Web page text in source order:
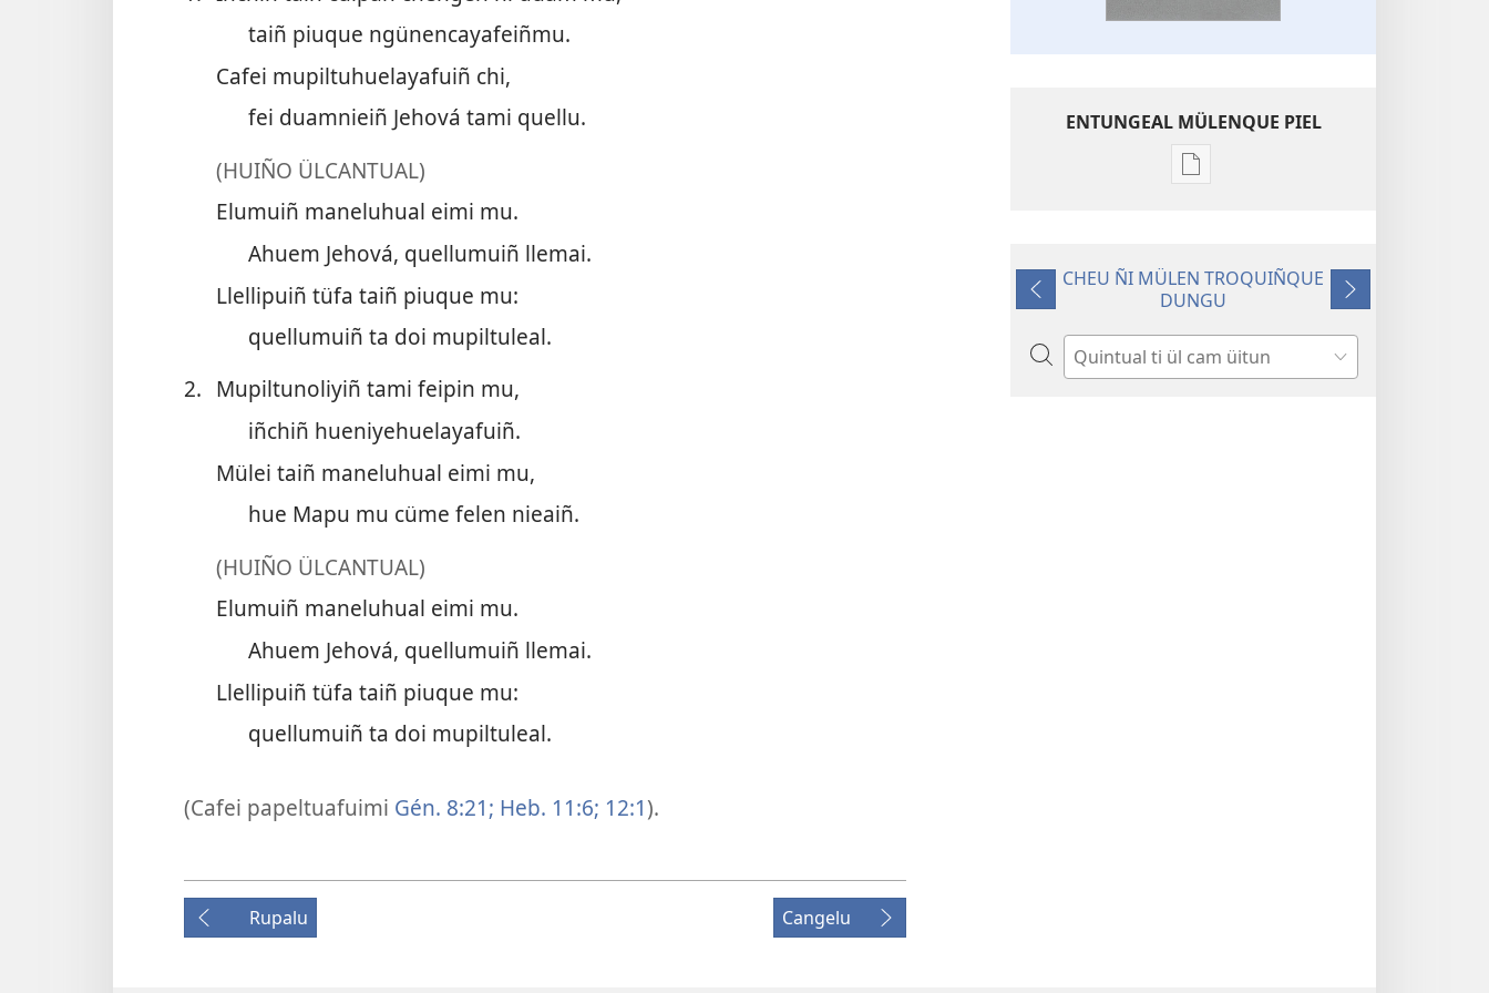
taiñ piuque ngünencayafeiñmu.
Cafei mupiltuhuelayafuiñ chi,
fei duamnieiñ Jehová tami quellu.
(HUIÑO ÜLCANTUAL)
Elumuiñ maneluhual eimi mu.
Ahuem Jehová, quellumuiñ llemai.
Llellipuiñ tüfa taiñ piuque mu:
quellumuiñ ta doi mupiltuleal.
2. Mupiltunoliyiñ tami feipin mu,
iñchiñ hueniyehuelayafuiñ.
Mülei taiñ maneluhual eimi mu,
hue Mapu mu cüme felen nieaiñ.
(HUIÑO ÜLCANTUAL)
Elumuiñ maneluhual eimi mu.
Ahuem Jehová, quellumuiñ llemai.
Llellipuiñ tüfa taiñ piuque mu:
quellumuiñ ta doi mupiltuleal.
(Cafei papeltuafuimi Gén. 8:21; Heb. 11:6; 12:1).
Rupalu Cangelu
ENTUNGEAL MÜLENQUE PIEL
Chumngechi
Ayühun mu
ülcantulelafiyiñ
ta
Jehová
Rupalu
CHEU ÑI MÜLEN TROQUIÑQUE
DUNGU
Cangelu
Quintual